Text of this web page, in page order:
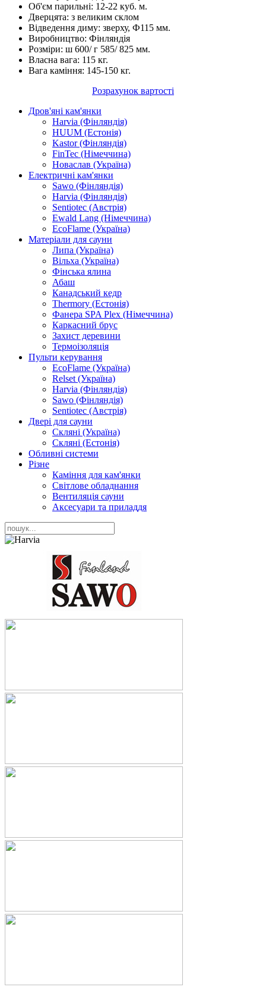
Об'єм парильні: 12-22 куб. м.
Дверцята: з великим склом
Відведення диму: зверху, Ф115 мм.
Виробництво: Фінляндія
Розміри: ш 600/ г 585/ 825 мм.
Власна вага: 115 кг.
Вага каміння: 145-150 кг.
Розрахунок вартості
Дров'яні кам'янки
Harvia (Фінляндія)
HUUM (Естонія)
Kastor (Фінляндія)
FinTec (Німеччина)
Новаслав (Україна)
Електричні кам'янки
Sawo (Фінляндія)
Harvia (Фінляндія)
Sentiotec (Австрія)
Ewald Lang (Німеччина)
EcoFlame (Україна)
Матеріали для сауни
Липа (Україна)
Вільха (Україна)
Фінська ялина
Абаш
Канадський кедр
Thermory (Естонія)
Фанера SPA Plex (Німеччина)
Каркасний брус
Захист деревини
Термоізоляція
Пульти керування
EcoFlame (Україна)
Relset (Україна)
Harvia (Фінляндія)
Sawo (Фінляндія)
Sentiotec (Австрія)
Двері для сауни
Скляні (Україна)
Скляні (Естонія)
Обливні системи
Різне
Каміння для кам'янки
Світлове обладнання
Вентиляція сауни
Аксесуари та приладдя